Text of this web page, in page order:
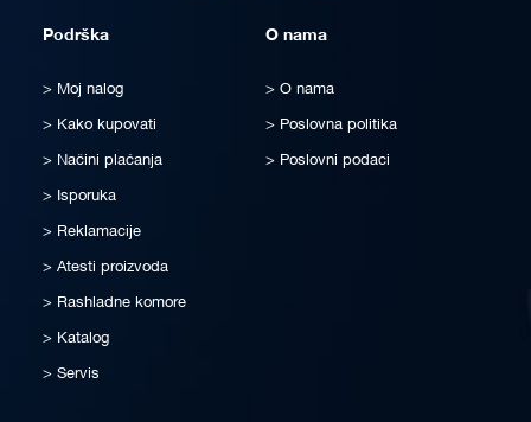
Podrška
Moj nalog
Kako kupovati
Načini plaćanja
Isporuka
Reklamacije
Atesti proizvoda
Rashladne komore
Katalog
Servis
O nama
O nama
Poslovna politika
Poslovni podaci